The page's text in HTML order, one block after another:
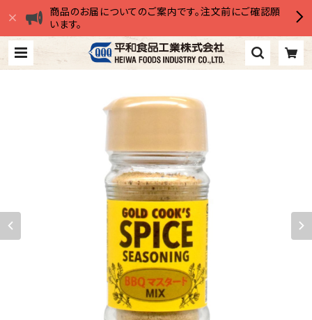
商品のお届についてのご案内です。注文前にご確認願
います。